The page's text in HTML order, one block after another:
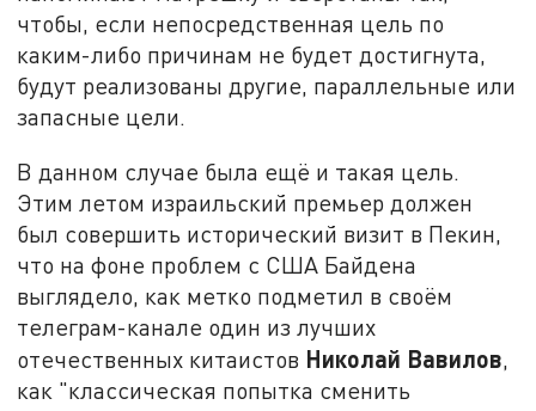
чтобы, если непосредственная цель по
каким-либо причинам не будет достигнута,
будут реализованы другие, параллельные или
запасные цели.
В данном случае была ещё и такая цель.
Этим летом израильский премьер должен
был совершить исторический визит в Пекин,
что на фоне проблем с США Байдена
выглядело, как метко подметил в своём
телеграм-канале один из лучших
отечественных китаистов Николай Вавилов,
как "классическая попытка сменить